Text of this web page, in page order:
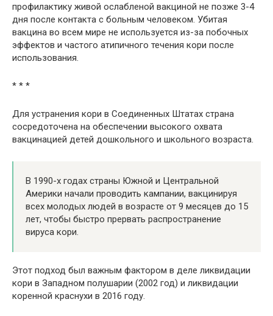
профилактику живой ослабленой вакциной не позже 3-4
дня после контакта с больным человеком. Убитая
вакцина во всем мире не используется из-за побочных
эффектов и частого атипичного течения кори после
использования.
* * *
Для устранения кори в Соединенных Штатах страна
сосредоточена на обеспечении высокого охвата
вакцинацией детей дошкольного и школьного возраста.
В 1990-х годах страны Южной и Центральной
Америки начали проводить кампании, вакцинируя
всех молодых людей в возрасте от 9 месяцев до 15
лет, чтобы быстро прервать распространение
вируса кори.
Этот подход был важным фактором в деле ликвидации
кори в Западном полушарии (2002 год) и ликвидации
коренной краснухи в 2016 году.